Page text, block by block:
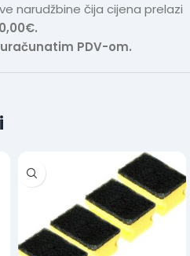
narudžbine čija cijena prelazi
PDV-om.